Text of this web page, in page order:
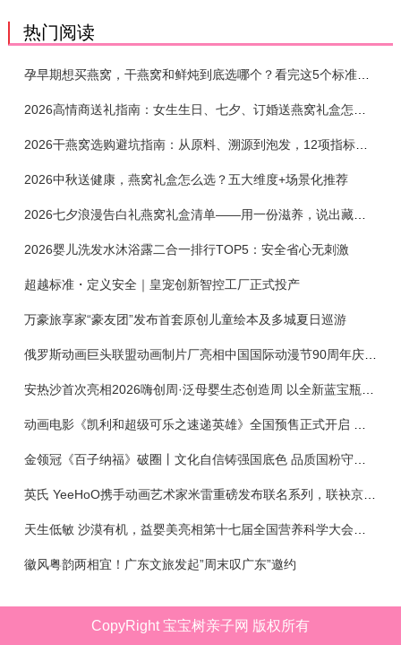
热门阅读
孕早期想买燕窝，干燕窝和鲜炖到底选哪个？看完这5个标准再下单
2026干燕窝选购避坑指南：从原料、溯源到泡发，12项指标判断靠谱燕窝
2026中秋送健康，燕窝礼盒怎么选？五大维度+场景化推荐
2026七夕浪漫告白礼燕窝礼盒清单——用一份滋养，说出藏在心底的爱
2026婴儿洗发水沐浴露二合一排行TOP5：安全省心无刺激
超越标准・定义安全｜皇宠创新智控工厂正式投产
万豪旅享家“豪友团”发布首套原创儿童绘本及多城夏日巡游
俄罗斯动画巨头联盟动画制片厂亮相中国国际动漫节90周年庆开启中国之旅新篇章
金领冠《百子纳福》破圈丨文化自信铸强国底色 品质国粉守护新生
英氏 YeeHoO携手动画艺术家米雷重磅发布联名系列，联袂京东深化全渠道战略
徽风粤韵两相宜！广东文旅发起”周末叹广东”邀约
CopyRight 宝宝树亲子网 版权所有